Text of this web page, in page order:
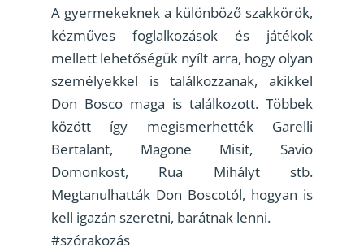
A gyermekeknek a különböző szakkörök,
kézműves foglalkozások és játékok
mellett lehetőségük nyílt arra, hogy olyan
személyekkel is találkozzanak, akikkel
Don Bosco maga is találkozott. Többek
között így megismerhették Garelli
Bertalant, Magone Misit, Savio
Domonkost, Rua Mihályt stb.
Megtanulhatták Don Boscotól, hogyan is
kell igazán szeretni, barátnak lenni.
#szórakozás